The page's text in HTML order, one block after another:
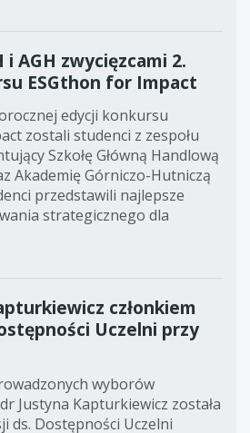
i AGH zwycięzcami 2.
ESGthon for Impact
edycji konkursu
zostali studenci z zespołu
Szkołę Główną Handlową
Akademię Górniczo-Hutniczą
przedstawili najlepsze
strategicznego dla
członkiem
Uczelni przy
wyborów
Justyna Kapturkiewicz została
ds. Dostępności Uczelni